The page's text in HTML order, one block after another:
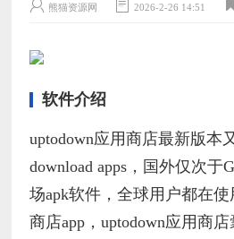
熊猫资源网 2026-2-26 14:51
软件介绍
uptodown应用商店最新版本
download apps，国外仅次于
场apk软件，全球用户都在
商店app，uptodown应用商